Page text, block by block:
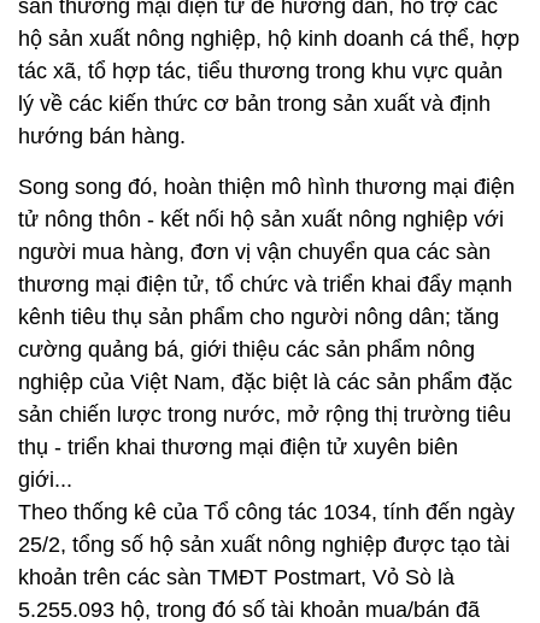
sàn thương mại điện tử để hướng dẫn, hỗ trợ các
hộ sản xuất nông nghiệp, hộ kinh doanh cá thể, hợp
tác xã, tổ hợp tác, tiểu thương trong khu vực quản
lý về các kiến thức cơ bản trong sản xuất và định
hướng bán hàng.
Song song đó, hoàn thiện mô hình thương mại điện
tử nông thôn - kết nối hộ sản xuất nông nghiệp với
người mua hàng, đơn vị vận chuyển qua các sàn
thương mại điện tử, tổ chức và triển khai đẩy mạnh
kênh tiêu thụ sản phẩm cho người nông dân; tăng
cường quảng bá, giới thiệu các sản phẩm nông
nghiệp của Việt Nam, đặc biệt là các sản phẩm đặc
sản chiến lược trong nước, mở rộng thị trường tiêu
thụ - triển khai thương mại điện tử xuyên biên
giới...
Theo thống kê của Tổ công tác 1034, tính đến ngày
25/2, tổng số hộ sản xuất nông nghiệp được tạo tài
khoản trên các sàn TMĐT Postmart, Vỏ Sò là
5.255.093 hộ, trong đó số tài khoản mua/bán đã